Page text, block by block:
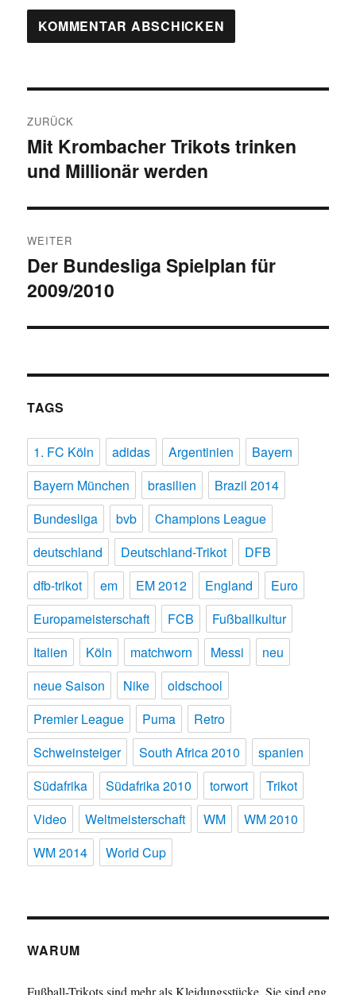
ZURÜCK
Vorheriger
Beitrag:
Mit Krombacher Trikots trinken
und Millionär werden
WEITER
Nächster
Beitrag:
Der Bundesliga Spielplan für
2009/2010
TAGS
1. FC Köln adidas Argentinien
Bayern
Bayern München
brasilien
Brazil 2014
Bundesliga
bvb
Champions League
deutschland
Deutschland-Trikot
DFB
dfb-trikot
em EM 2012 England
Euro
Europameisterschaft
FCB
Fußballkultur
Italien
Köln matchworn Messi
neu
neue Saison
Nike
oldschool
Premier League
Puma
Retro
Schweinsteiger
South Africa 2010
spanien
Südafrika
Südafrika 2010 torwort
Trikot
Video
Weltmeisterschaft WM
WM 2010
WM 2014
World Cup
WARUM
Fußball-Trikots sind mehr als Kleidungsstücke. Sie sind eng